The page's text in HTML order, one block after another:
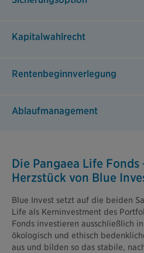
Kapitalwahlrecht
Rentenbeginnverlegung
Ablaufmanagement
Die Pangaea Life
Herzstück von Blue
Blue Invest setzt auf die beiden
Life als Kerninvestment des
Fonds investieren ausschließlich
ökologisch und ethisch
aus und bilden so das stabile,